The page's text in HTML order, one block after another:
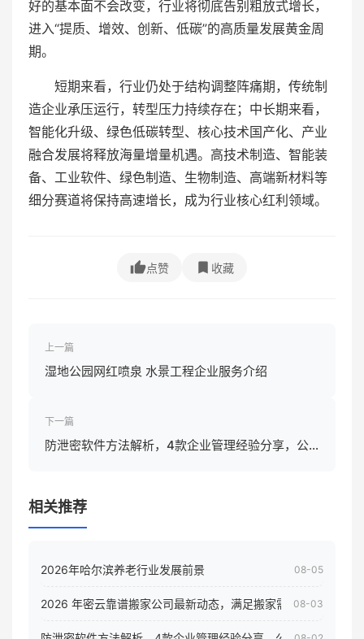
好的基本面不会改变，行业将彻底告别粗放式增长，
进入“提质、增效、创新、低碳”的高质量发展黄金周
期。
短期来看，行业仍处于结构调整阵痛期，传统制
造企业承压运行，转型压力持续存在；中长期来看，
智能化升级、绿色低碳转型、核心技术国产化、产业
融合发展将释放海量增量机遇。高技术制造、智能装
备、工业软件、绿色制造、生物制造、高端新材料等
细分赛道将保持高速增长，成为行业核心红利领域。
点赞 收藏
上一篇
湿地公园网红喷泉 水景工程企业服务介绍
下一篇
防泄密软件方法解析，4款企业管理经验分享，公
相关推荐
2026年哈尔滨养老行业发展前景 08-05
2026 年密云靠谱搬家公司最新动态，满足搬家需求！08-03